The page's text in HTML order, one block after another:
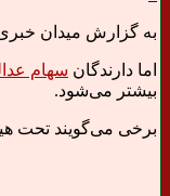
به گزارش میدان خبری
اما دارندگان سهام
بیشتر می‌شود.
برخی می‌گویند تحت هیچ